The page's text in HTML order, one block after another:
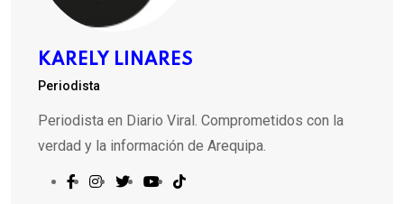
KARELY LINARES
Periodista
Periodista en Diario Viral. Comprometidos con la
verdad y la información de Arequipa.